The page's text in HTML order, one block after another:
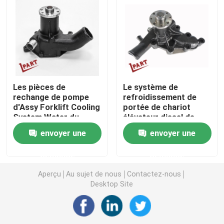
Commutateur de chariot élévateur
Contacteur électrique de chariot élévateur
Poignée de chariot élévateur
Accélérateur de chariot élévateur
Frein magnétique de moteur
Circuit de freinage de chariot élévateur
Les pièces de
rechange de pompe
d'Assy Forklift Cooling
System Water du
moteur 6BG1 ont
adapté aux besoins du
client
envoyer une
Le système de
refroidissement de
portée de chariot
élévateur diesel de
camion partie la
pompe à eau du
moteur C240
envoyer une
Aperçu Au sujet de nous
Contactez-nous
Desktop Site